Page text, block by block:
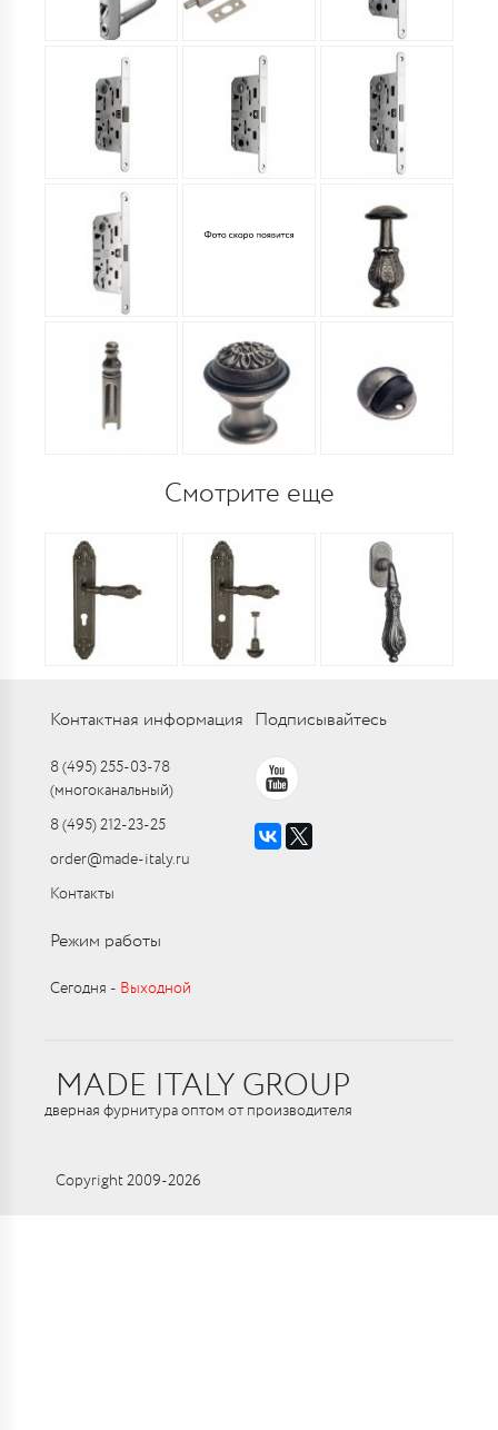
Смотрите еще
Контактная информация
8 (495) 255-03-78
(многоканальный)
8 (495) 212-23-25
order@made-italy.ru
Контакты
Подписывайтесь
Режим работы
Сегодня ‑ Выходной
MADE ITALY GROUP
дверная фурнитура оптом от производителя
Copyright 2009-2026